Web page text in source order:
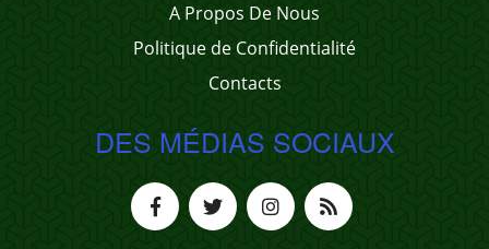
A Propos De Nous
Politique de Confidentialité
Contacts
DES MÉDIAS SOCIAUX